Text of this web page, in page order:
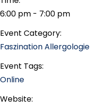
6:00 pm - 7:00 pm
Event Category:
Faszination Allergologie
Event Tags:
Online
Website: